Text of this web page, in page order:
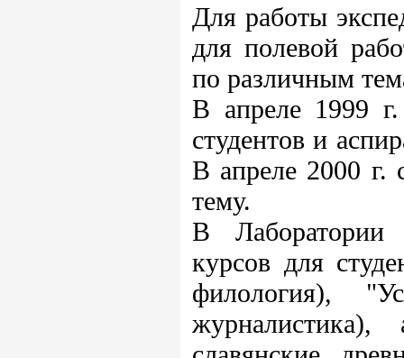
Для работы
для полевой
по различным
В апреле 1999 г.
студентов и
В апреле 2000 г.
тему.
В Лаборатории
курсов для
филология),